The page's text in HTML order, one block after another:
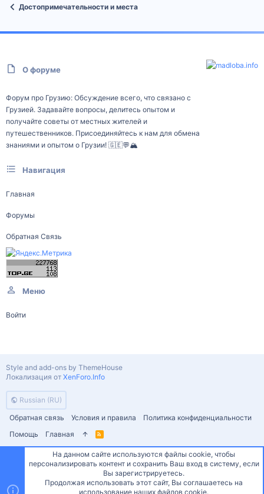
Достопримечательности и места
О форуме
Форум про Грузию: Обсуждение всего, что связано с
Грузией. Задавайте вопросы, делитесь опытом и
получайте советы от местных жителей и
путешественников. Присоединяйтесь к нам для обмена
знаниями и опытом о Грузии! 🇬🇪💬🏔️
Навигация
Главная
Форумы
Обратная Связь
Меню
Войти
Russian (RU)
Обратная связь
Условия и правила
Политика конфиденциальности
Помощь
Главная
R
S
Style and add-ons by ThemeHouse
Локализация от XenForo.Info
СверхуСнизу
На данном сайте используются файлы cookie, чтобы
персонализировать контент и сохранить Ваш вход в систему, если
Вы зарегистрируетесь.
Продолжая использовать этот сайт, Вы соглашаетесь на
использование наших файлов cookie.